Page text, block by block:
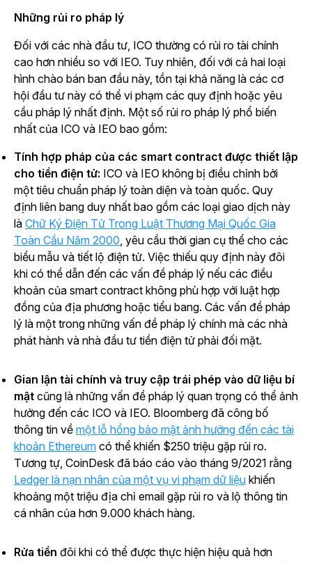
Những rủi ro pháp lý
Đối với các nhà đầu tư, ICO thường có rủi ro tài chính
cao hơn nhiều so với IEO. Tuy nhiên, đối với cả hai loại
hình chào bán ban đầu này, tồn tại khả năng là các cơ
hội đầu tư này có thể vi phạm các quy định hoặc yêu
cầu pháp lý nhất định. Một số rủi ro pháp lý phổ biến
nhất của ICO và IEO bao gồm:
Tính hợp pháp của các smart contract được thiết lập
cho tiền điện tử: ICO và IEO không bị điều chỉnh bởi
một tiêu chuẩn pháp lý toàn diện và toàn quốc. Quy
định liên bang duy nhất bao gồm các loại giao dịch này
là Chữ Ký Điện Tử Trong Luật Thương Mại Quốc Gia
Toàn Cầu Năm 2000, yêu cầu thời gian cụ thể cho các
biểu mẫu và tiết lộ điện tử. Việc thiếu quy định này đôi
khi có thể dẫn đến các vấn đề pháp lý nếu các điều
khoản của smart contract không phù hợp với luật hợp
đồng của địa phương hoặc tiểu bang. Các vấn đề pháp
lý là một trong những vấn đề pháp lý chính mà các nhà
phát hành và nhà đầu tư tiền điện tử phải đối mặt.
Gian lận tài chính và truy cập trái phép vào dữ liệu bí
mật cũng là những vấn đề pháp lý quan trọng có thể ảnh
hưởng đến các ICO và IEO. Bloomberg đã công bố
thông tin về một lỗ hổng bảo mật ảnh hưởng đến các tài
khoản Ethereum có thể khiến $250 triệu gặp rủi ro.
Tương tự, CoinDesk đã báo cáo vào tháng 9/2021 rằng
Ledger là nạn nhân của một vụ vi phạm dữ liệu khiến
khoảng một triệu địa chỉ email gặp rủi ro và lộ thông tin
cá nhân của hơn 9.000 khách hàng.
Rửa tiền đôi khi có thể được thực hiện hiệu quả hơn